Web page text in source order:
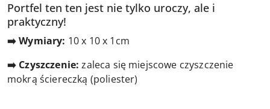
Portfel ten ten jest nie tylko uroczy, ale i
praktyczny!
➡️ Wymiary: 10 x 10 x 1cm
➡️ Czyszczenie: zaleca się miejscowe czyszczenie
mokrą ściereczką (poliester)